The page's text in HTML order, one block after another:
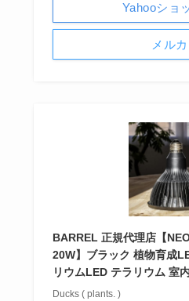
Yahooショ
メルカ
BARREL 正規代理店【
20W】ブラック 植物育成
リウムLED テラリウム 室
Ducks ( plants. )